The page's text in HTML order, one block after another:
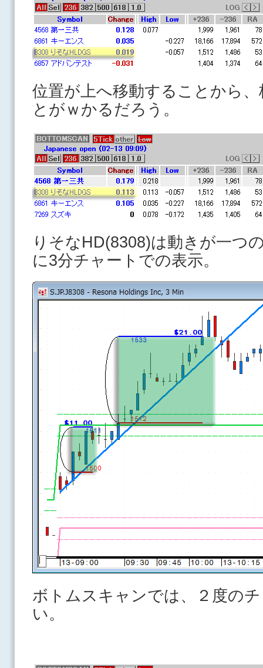
位置が上へ移動することから
とがｗかるだろう。
りそなHD(8308)は動きが一つ
に3分チャートでの表示。
ボトムスキャンでは、２度の
い。